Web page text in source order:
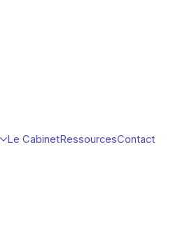
Le CabinetRessourcesContact